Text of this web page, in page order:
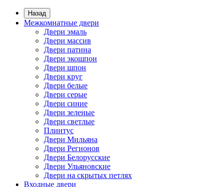
Назад
Межкомнатные двери
Двери эмаль
Двери массив
Двери патина
Двери экошпон
Двери шпон
Двери круг
Двери белые
Двери серые
Двери синие
Двери зеленые
Двери светлые
Плинтус
Двери Мильяна
Двери Регионов
Двери Белорусские
Двери Ульяновские
Двери на скрытых петлях
Входные двери